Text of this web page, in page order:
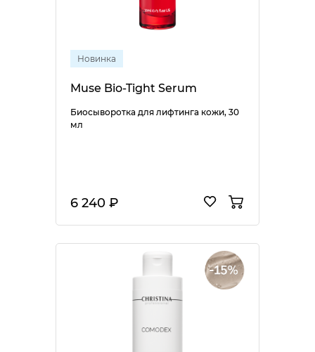
Новинка
Muse Bio-Tight Serum
Биосыворотка для лифтинга кожи, 30
мл
6 240 ₽